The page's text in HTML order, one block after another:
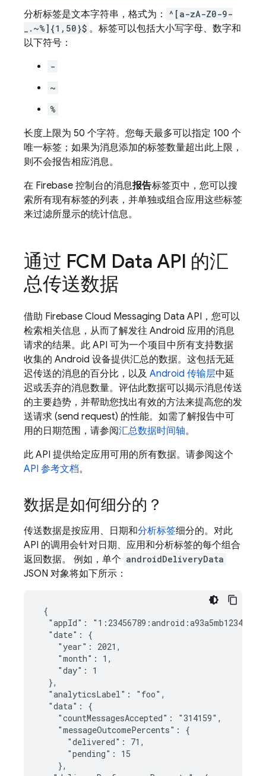
分析标签是文本字符串，格式为：
^[a-zA-Z0-9-
_.~%]{1,50}$ 。标签可以包括大小写字母、数字和
以下符号：
-
~
%
长度上限为 50 个字符。您每天最多可以指定 100 个
唯一标签；如果为消息添加的标签数量超出此上限，
则不会报告相应消息。
在 Firebase 控制台的消息报告标签页中，您可以搜
索所有现有标签的列表，并单独或组合应用这些标签
来过滤所显示的统计信息。
通过 FCM Data API 的汇
总传送数据
借助 Firebase Cloud Messaging Data API，您可以
检索相关信息，从而了解发往 Android 应用的消息
请求的结果。此 API 可为一个项目中所有支持数据
收集的 Android 设备提供汇总的数据。这包括无延
迟传送的消息的百分比，以及 Android 传输层中延
迟或丢弃的消息数量。评估此数据可以揭示消息传送
的主要趋势，并帮助您找出有效的方法来提高您的发
送请求 (send request) 的性能。如需了解报告中可
用的日期范围，请参阅汇总数据时间轴。
此 API 提供给定应用可用的所有数据。请参阅这个
API 参考文档。
数据是如何细分的？
传送数据是按应用、日期和分析标签细分的。对此
API 的调用会针对日期、应用和分析标签的每个组合
返回数据。 例如，单个 androidDeliveryData
JSON 对象将如下所示：
{
"appId":
  "date": {
    "year": 2021,
    "month": 1,
    "day": 1
  },
  "analyticsLabel": "foo",
  "data": {
    "countMessagesAccepted": "314159",
    "messageOutcomePercents": {
      "delivered": 71,
      "pending": 15
    },